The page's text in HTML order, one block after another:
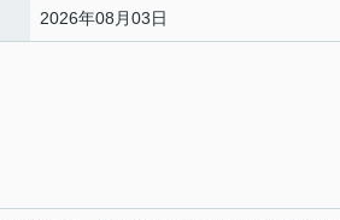
2026年08月03日